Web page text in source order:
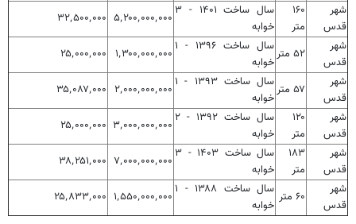
شهر
قدس
۱۶۰
متر
سال ساخت ۱۴۰۱ - ۳
خوابه
۵٬۲۰۰٬۰۰۰٬۰۰۰ ۳۲٬۵۰۰٬۰۰۰
شهر
قدس
۵۲ متر
سال ساخت ۱۳۹۶ - ۱
خوابه
۱٬۳۰۰٬۰۰۰٬۰۰۰
۲۵٬۰۰۰٬۰۰۰
شهر
قدس
۵۷ متر
سال ساخت ۱۳۹۳ - ۱
خوابه
۲٬۰۰۰٬۰۰۰٬۰۰۰ ۳۵٬۰۸۷٬۰۰۰
شهر
قدس
۱۲۰
متر
سال ساخت ۱۳۹۲ - ۲
خوابه
۳٬۰۰۰٬۰۰۰٬۰۰۰ ۲۵٬۰۰۰٬۰۰۰
شهر
قدس
۱۸۳
متر
سال ساخت ۱۴۰۳ - ۳
خوابه
۷٬۰۰۰٬۰۰۰٬۰۰۰ ۳۸٬۲۵۱٬۰۰۰
شهر
قدس
۶۰ متر
سال ساخت ۱۳۸۸ - ۱
خوابه
۱٬۵۵۰٬۰۰۰٬۰۰۰ ۲۵٬۸۳۳٬۰۰۰